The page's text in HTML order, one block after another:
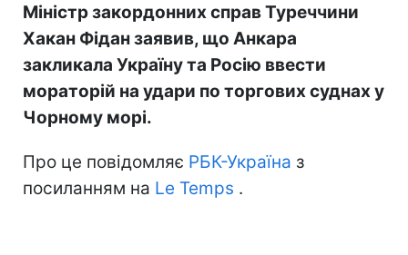
Міністр закордонних справ Туреччини
Хакан Фідан заявив, що Анкара
закликала Україну та Росію ввести
мораторій на удари по торгових суднах у
Чорному морі.
Про це повідомляє РБК-Україна з
посиланням на Le Temps .